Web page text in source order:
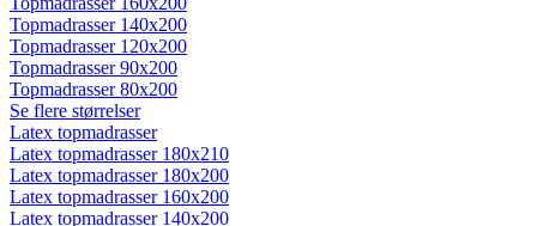
Topmadrasser 140x200
Topmadrasser 120x200
Topmadrasser 90x200
Topmadrasser 80x200
Se flere størrelser
Latex topmadrasser
Latex topmadrasser 180x210
Latex topmadrasser 180x200
Latex topmadrasser 160x200
Latex topmadrasser 140x200